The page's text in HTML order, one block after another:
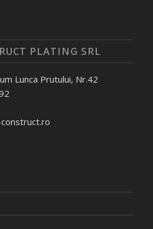
PLATING SRL
Lunca Prutului, Nr.42